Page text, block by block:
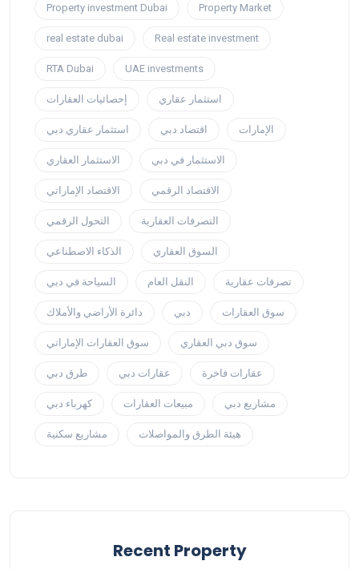
Property investment Dubai Property Market
real estate dubai Real estate investment
RTA Dubai UAE investments
إحصائيات العقارات استثمار عقاري
استثمار عقاري دبي اقتصاد دبي الإمارات
الاستثمار العقاري الاستثمار في دبي
الاقتصاد الإماراتي الاقتصاد الرقمي
التحول الرقمي التصرفات العقارية
الذكاء الاصطناعي السوق العقاري
السياحة في دبي النقل العام تصرفات عقارية
دائرة الأراضي والأملاك دبي سوق العقارات
سوق العقارات الإماراتي سوق دبي العقاري
طرق دبي عقارات دبي عقارات فاخرة
كهرباء دبي مبيعات العقارات مشاريع دبي
مشاريع سكنية هيئة الطرق والمواصلات
Recent Property